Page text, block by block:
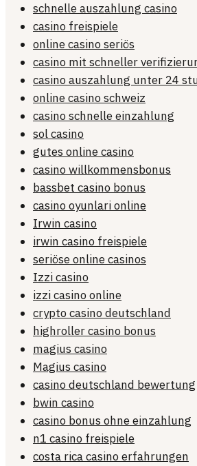
schnelle auszahlung casino
casino freispiele
online casino seriös
casino mit schneller
casino auszahlung unter 24
online casino schweiz
casino schnelle einzahlung
sol casino
gutes online casino
casino willkommensbonus
bassbet casino bonus
casino oyunlari online
Irwin casino
irwin casino freispiele
seriöse online casinos
Izzi casino
izzi casino online
crypto casino deutschland
highroller casino bonus
magius casino
Magius casino
casino deutschland bewertung
bwin casino
casino bonus ohne einzahlung
n1 casino freispiele
costa rica casino erfahrungen